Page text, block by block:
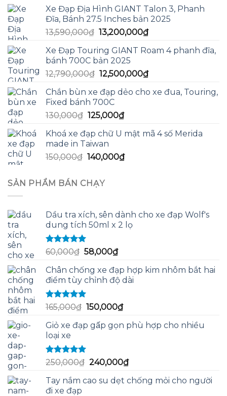
Xe Đạp Địa Hình GIANT Talon 3, Phanh
Đĩa, Bánh 27.5 Inches bản 2025
13,590,000₫ Giá
là:
13,590,000₫.
13,200,000₫Giá
tại
13,200,000₫.
Xe Đạp Touring GIANT Roam 4 phanh đĩa,
bánh 700C bản 2025
12,790,000₫ Giá
là:
12,790,000₫.
12,500,000₫Giá
tại
Chắn bùn xe đạp dẻo cho xe đua, Touring,
Fixed bánh 700C
130,000₫ Giá
là:
130,000₫.
125,000₫Giá
tại
125,000₫.
Khoá xe đạp chữ U mật mã 4 số Merida
made in Taiwan
150,000₫ Giá
là:
150,000₫.
140,000₫Giá
SẢN PHẨM BÁN CHẠY
Dầu tra xích, sên dành cho xe đạp Wolf's
dung tích 50ml x 2 lọ
Được xếp
hạng
sao
60,000₫ Giá
là:
60,000₫.
58,000₫Giá
tại
là:
Chân chống xe đạp hợp kim nhôm bắt hai
điểm tùy chỉnh độ dài
Được xếp
hạng
sao
165,000₫ Giá
là:
150,000₫Giá
tại
Giỏ xe đạp gấp gọn phù hợp cho nhiều
loại xe
Được xếp
hạng
sao
250,000₫ Giá
là:
240,000₫Giá
tại
Tay nắm cao su dẹt chống mỏi cho người
đi xe đạp